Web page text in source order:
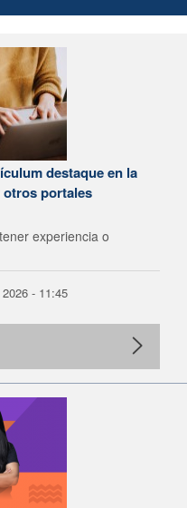
destaque en la
otros portales
experiencia o
- 11:45